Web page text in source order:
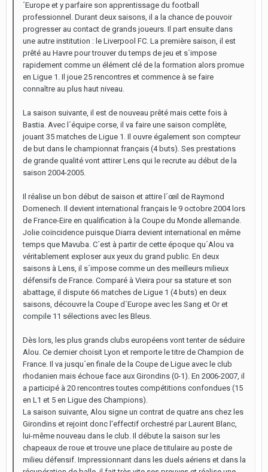
´Europe et y parfaire son apprentissage du football
professionnel. Durant deux saisons, il a la chance de pouvoir
progresser au contact de grands joueurs. Il part ensuite dans
une autre institution : le Liverpool FC. La première saison, il est
prêté au Havre pour trouver du temps de jeu et s´impose
rapidement comme un élément clé de la formation alors promue
en Ligue 1. Il joue 25 rencontres et commence à se faire
connaître au plus haut niveau.
La saison suivante, il est de nouveau prêté mais cette fois à
Bastia. Avec l´équipe corse, il va faire une saison complète,
jouant 35 matches de Ligue 1. Il ouvre également son compteur
de but dans le championnat français (4 buts). Ses prestations
de grande qualité vont attirer Lens qui le recrute au début de la
saison 2004-2005.
Il réalise un bon début de saison et attire l´œil de Raymond
Domenech. Il devient international français le 9 octobre 2004 lors
de France-Eire en qualification à la Coupe du Monde allemande.
Jolie coïncidence puisque Diarra devient international en même
temps que Mavuba. C´est à partir de cette époque qu´Alou va
véritablement exploser aux yeux du grand public. En deux
saisons à Lens, il s´impose comme un des meilleurs milieux
défensifs de France. Comparé à Vieira pour sa stature et son
abattage, il dispute 66 matches de Ligue 1 (4 buts) en deux
saisons, découvre la Coupe d´Europe avec les Sang et Or et
compile 11 sélections avec les Bleus.
Dès lors, les plus grands clubs européens vont tenter de séduire
Alou. Ce dernier choisit Lyon et remporte le titre de Champion de
France. Il va jusqu´en finale de la Coupe de Ligue avec le club
rhodanien mais échoue face aux Girondins (0-1). En 2006-2007, il
a participé à 20 rencontres toutes compétitions confondues (15
en L1 et 5 en Ligue des Champions).
La saison suivante, Alou signe un contrat de quatre ans chez les
Girondins et rejoint donc l'effectif orchestré par Laurent Blanc,
lui-même nouveau dans le club. Il débute la saison sur les
chapeaux de roue et trouve une place de titulaire au poste de
milieu défensif. Impressionnant dans les duels aériens et dans la